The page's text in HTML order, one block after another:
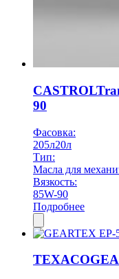
CASTROL
90
Фасовка:
205л20л
Тип:
Масла для
Вязкость:
85W-90
Подробнее
TEXACO